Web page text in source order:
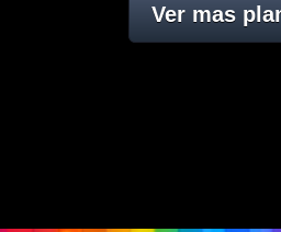
Ver mas